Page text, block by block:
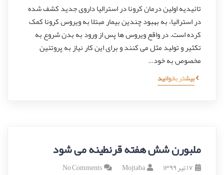
تائیدیه اولین درمان کرونا در استرالیا داروی جدید کشف شده
در استرالیا، به بهبود چندین بیمار مبتلا به ویروس کرونا کمک
کرده است. در واقع ویروس ها پس از ورود به بدن شروع به
تکثیر و تولید مثل می کنند و برای این کار نیاز به پروتئین
مخصوص به خود…
بیشتر بخوانید
ملبورن شش هفته قرنطینه می شود
۱۷ تیر ۱۳۹۹ Mojtaba
No Comments